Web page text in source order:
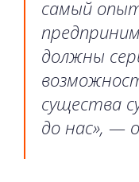
самый
должны
существа
до нас», —